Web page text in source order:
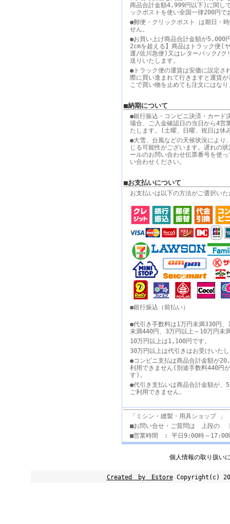
商品合計金額4,999円以下)に関し
ックポストを使い全国一律200円で
●郵便・クリックポスト は期日・
せん。
●お買い上げ商品合計金額が5,000
2cmを超える】商品はトラック便(
運/佐川急便)又はレターパック/ク
送りいたします。
●トラック便の運賃は安価に設定さ
際に買い進まれて行きますと運賃
こで買い物を止めても注文にはな
■納期について
●銀行振込・コンビニ決済・カード
場合、ご入金確認日の当日から4営
たします。(土曜、日曜、祝日は休
●大雪、台風などの天候状況により
じる可能性がございます。遅れの
ールのお問い合わせ伝票番号を使
い合わせください。
■お支払いについて
お支払いは以下の方法がご選択い
●銀行振込（前払い）
●代引き手数料は1万円未満330円
未満440円、3万円以上～10万円未
10万円以上は1,100円です。
30万円以上は代引きはお受けいた
●コンビニ支払は商品合計金額が
利用できません(別途手数料440円
す)。
●代引き支払いは商品合計金額が、
ご利用できません。
「ミシン・縫製・用具ショップ 」
■お問い合せ・ご質問は 上段の
■営業時間 : 平日9:00時～17:00
個人情報の取り扱い
Created by EstoreCopyright(c)